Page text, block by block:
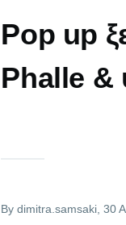
Pop up
Phalle &
Bydimitra.samsaki , 30